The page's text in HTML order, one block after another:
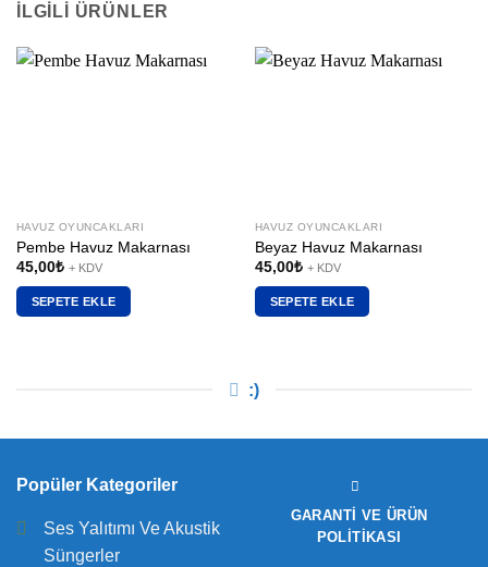
İLGILI ÜRÜNLER
HAVUZ OYUNCAKLARI
Pembe Havuz Makarnası
45,00₺ + KDV
SEPETE EKLE
HAVUZ OYUNCAKLARI
Beyaz Havuz Makarnası
45,00₺ + KDV
SEPETE EKLE
:)
Popüler Kategoriler
Ses Yalıtımı Ve Akustik
Süngerler
GARANTI VE ÜRÜN
POLITIKASI